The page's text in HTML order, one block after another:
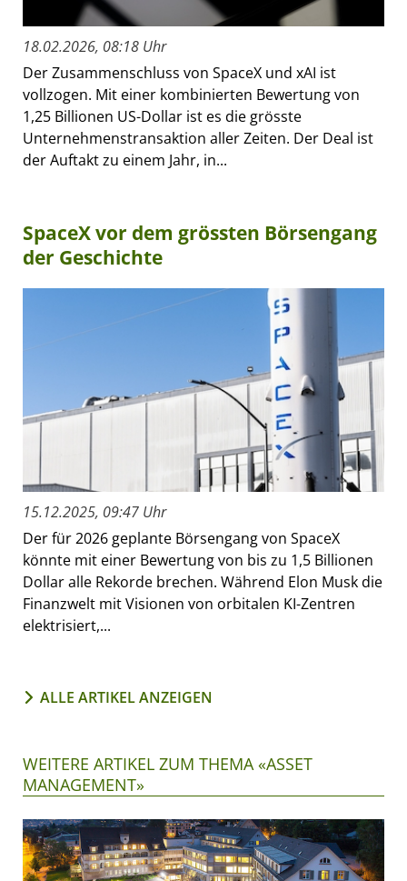
18.02.2026, 08:18 Uhr
Der Zusammenschluss von SpaceX und xAI ist
vollzogen. Mit einer kombinierten Bewertung von
1,25 Billionen US-Dollar ist es die grösste
Unternehmenstransaktion aller Zeiten. Der Deal ist
der Auftakt zu einem Jahr, in...
SpaceX vor dem grössten Börsengang
der Geschichte
15.12.2025, 09:47 Uhr
Der für 2026 geplante Börsengang von SpaceX
könnte mit einer Bewertung von bis zu 1,5 Billionen
Dollar alle Rekorde brechen. Während Elon Musk die
Finanzwelt mit Visionen von orbitalen KI-Zentren
elektrisiert,...
ALLE ARTIKEL ANZEIGEN
WEITERE ARTIKEL ZUM THEMA «ASSET
MANAGEMENT»